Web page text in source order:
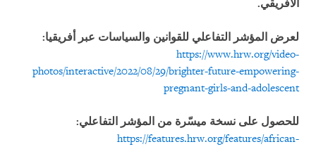
الأفريقي.
لعرض المؤشر التفاعلي للقوانين والسياسات عبر أفريقيا:
https://www.hrw.org/video-
photos/interactive/2022/08/29/brighter-future-empowering-
pregnant-girls-and-adolescent
للحصول على نسخة ميسّرة من المؤشر التفاعلي:
https://features.hrw.org/features/african-